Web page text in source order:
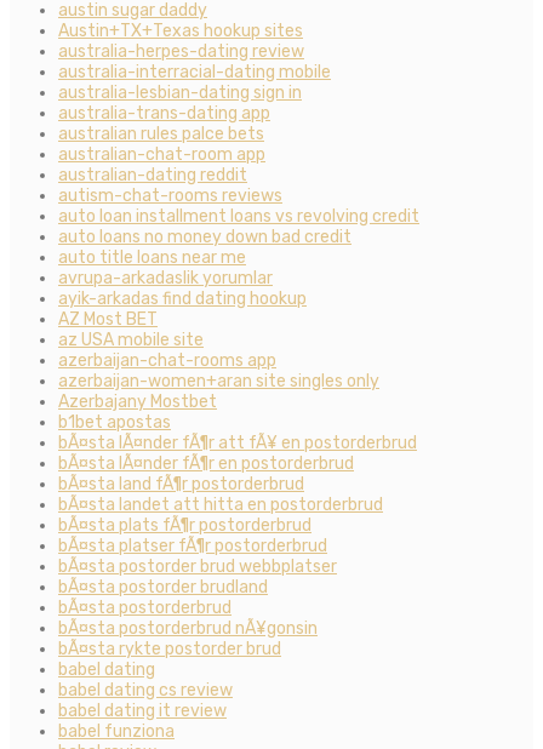
austin sugar daddy
Austin+TX+Texas hookup sites
australia-herpes-dating review
australia-interracial-dating mobile
australia-lesbian-dating sign in
australia-trans-dating app
australian rules palce bets
australian-chat-room app
australian-dating reddit
autism-chat-rooms reviews
auto loan installment loans vs revolving credit
auto loans no money down bad credit
auto title loans near me
avrupa-arkadaslik yorumlar
ayik-arkadas find dating hookup
AZ Most BET
az USA mobile site
azerbaijan-chat-rooms app
azerbaijan-women+aran site singles only
Azerbajany Mostbet
b1bet apostas
bÃ¤sta lÃ¤nder fÃ¶r att fÃ¥ en postorderbrud
bÃ¤sta lÃ¤nder fÃ¶r en postorderbrud
bÃ¤sta land fÃ¶r postorderbrud
bÃ¤sta landet att hitta en postorderbrud
bÃ¤sta plats fÃ¶r postorderbrud
bÃ¤sta platser fÃ¶r postorderbrud
bÃ¤sta postorder brud webbplatser
bÃ¤sta postorder brudland
bÃ¤sta postorderbrud
bÃ¤sta postorderbrud nÃ¥gonsin
bÃ¤sta rykte postorder brud
babel dating
babel dating cs review
babel dating it review
babel funziona